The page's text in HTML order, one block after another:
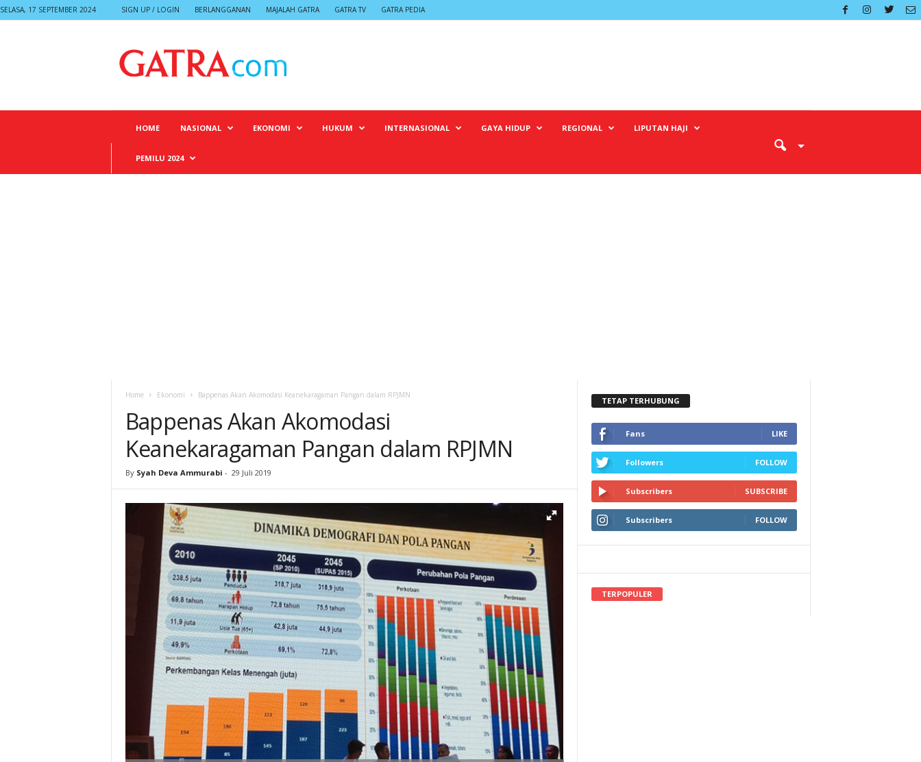
SELASA, 17 SEPTEMBER 2024 SIGN UP / LOGIN BERLANGGANAN MAJALAH GATRA GATRA TV GATRA PEDIA
HOME NASIONAL EKONOMI HUKUM INTERNASIONAL GAYA HIDUP REGIONAL LIPUTAN HAJI
PEMILU 2024
Home Ekonomi Bappenas Akan Akomodasi Keanekaragaman Pangan dalam RPJMN
Bappenas Akan Akomodasi
Keanekaragaman Pangan dalam RPJMN
By Syah Deva Ammurabi - 29 Juli 2019
TETAP TERHUBUNG
Fans LIKE
Followers FOLLOW
Subscribers SUBSCRIBE
Subscribers FOLLOW